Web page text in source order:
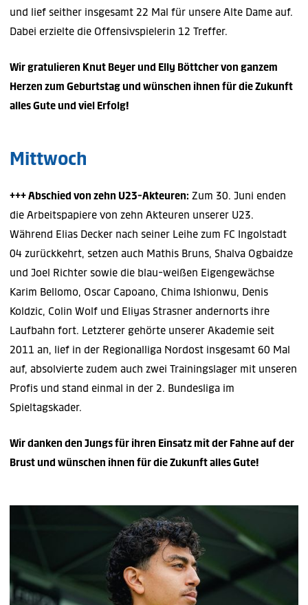
und lief seither insgesamt 22 Mal für unsere Alte Dame auf.
Dabei erzielte die Offensivspielerin 12 Treffer.
Wir gratulieren Knut Beyer und Elly Böttcher von ganzem
Herzen zum Geburtstag und wünschen ihnen für die Zukunft
alles Gute und viel Erfolg!
Mittwoch
+++ Abschied von zehn U23-Akteuren: Zum 30. Juni enden
die Arbeitspapiere von zehn Akteuren unserer U23.
Während Elias Decker nach seiner Leihe zum FC Ingolstadt
04 zurückkehrt, setzen auch Mathis Bruns, Shalva Ogbaidze
und Joel Richter sowie die blau-weißen Eigengewächse
Karim Bellomo, Oscar Capoano, Chima Ishionwu, Denis
Koldzic, Colin Wolf und Eliyas Strasner andernorts ihre
Laufbahn fort. Letzterer gehörte unserer Akademie seit
2011 an, lief in der Regionalliga Nordost insgesamt 60 Mal
auf, absolvierte zudem auch zwei Trainingslager mit unseren
Profis und stand einmal in der 2. Bundesliga im
Spieltagskader.
Wir danken den Jungs für ihren Einsatz mit der Fahne auf der
Brust und wünschen ihnen für die Zukunft alles Gute!